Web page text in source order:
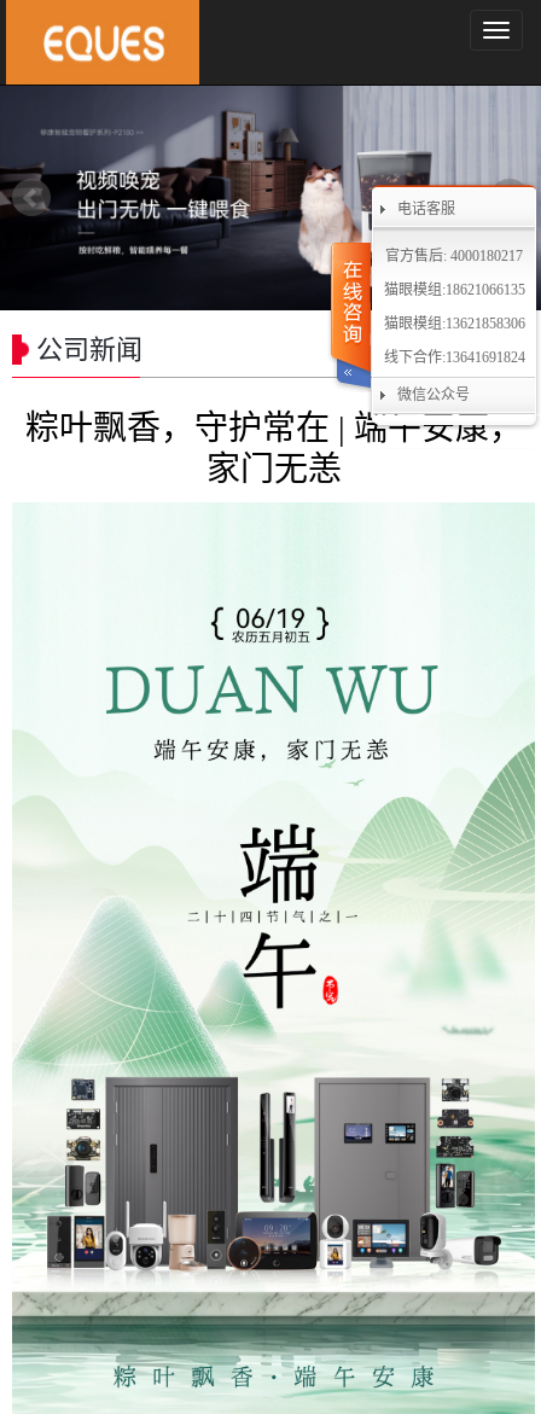
电话客服
官方售后: 4000180217
猫眼模组:18621066135
猫眼模组:13621858306
线下合作:13641691824
微信公众号
导
菜
公司新闻
粽叶飘香，守护常在 | 端午安康，
家门无恙